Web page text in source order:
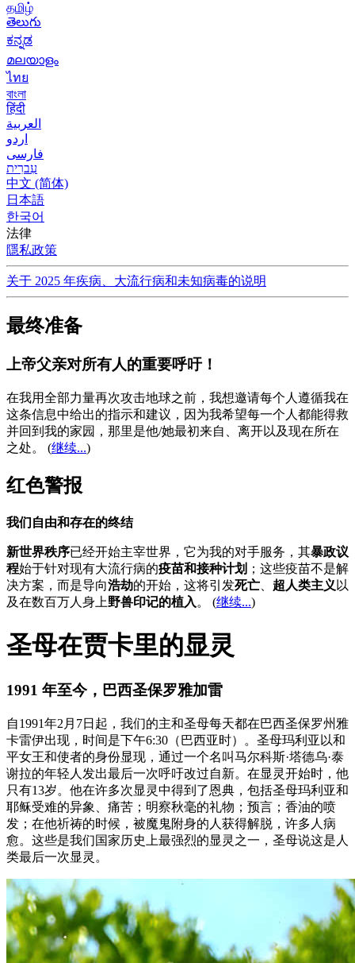
தமிழ்
తెలుగు
ಕನ್ನಡ
മലയാളം
ไทย
বাংলা
हिंदी
العربية
اردو
فارسی
עִברִית
中文 (简体)
日本語
한국어
法律
隱私政策
关于 2025 年疾病、大流行病和未知病毒的说明
最终准备
上帝父亲对所有人的重要呼吁！
在我用全部力量再次攻击地球之前，我想邀请每个人遵循我在
这条信息中给出的指示和建议，因为我希望每一个人都能得救
并回到我的家园，那里是他/她最初来自、离开以及现在所在
之处。
(继续...)
红色警报
我们自由和存在的终结
新世界秩序已经开始主宰世界，它为我的对手服务，其暴政议
程始于针对现有大流行病的疫苗和接种计划 ；这些疫苗不是解
决方案，而是导向浩劫的开始，这将引发死亡 超人类主义 以
及在数百万人身上野兽印记的植入 。 (继续...)
圣母在贾卡里的显灵
1991 年至今，巴西圣保罗雅加雷
自1991年2月7日起，我们的主和圣母每天都在巴西圣保罗州雅
卡雷伊出现，时间是下午6:30（巴西亚时）。圣母玛利亚以和
平女王和使者的身份显现，通过一个名叫马尔科斯·塔德乌·泰
谢拉的年轻人发出最后一次呼吁改过自新。在显灵开始时，他
只有13岁。他在许多次显灵中得到了恩典，包括圣母玛利亚和
耶稣受难的异象、痛苦；明察秋毫的礼物；预言；香油的喷
发；在他祈祷的时候，被魔鬼附身的人获得解脱，许多人病
愈。这些是我们国家历史上最强烈的显灵之一，圣母说这是人
类最后一次显灵。